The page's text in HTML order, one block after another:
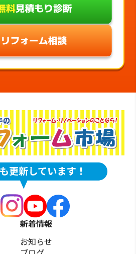
新着情報
お知らせ